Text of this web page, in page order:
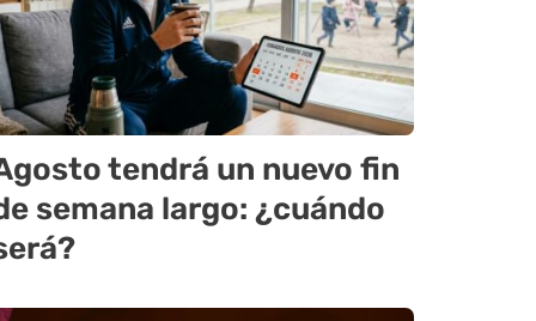
tendrá un nuevo fin
semana largo: ¿cuándo